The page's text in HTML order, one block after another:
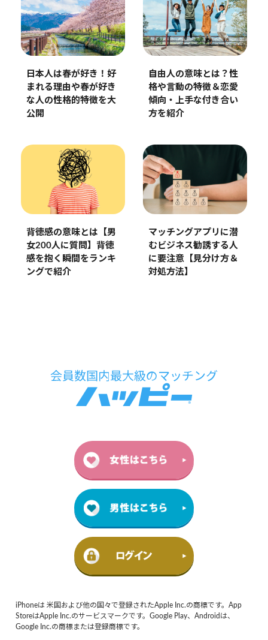
日本人は春が好き！好
まれる理由や春が好き
な人の性格的特徴を大
公開
自由人の意味とは？性
格や言動の特徴＆恋愛
傾向・上手な付き合い
方を紹介
背徳感の意味とは【男
女200人に質問】背徳
感を抱く瞬間をランキ
ングで紹介
マッチングアプリに潜
むビジネス勧誘する人
に要注意【見分け方＆
対処方法】
iPhoneは 米国および他の国々で登録されたApple Inc.の商標です。App
StoreはApple Inc.のサービスマークです。Google Play、Androidは、
Google Inc.の商標または登録商標です。